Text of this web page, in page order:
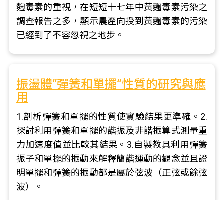
麴毒素的重視，在短短十七年中黃麴毒素污染之
調查報告之多，顯示農產向授到黃麴毒素的污染
已經到了不容忽視之地步。
振盪體“彈簧和單擺”性質的研究與應
用
1.剖析彈簧和單擺的性質使實驗結果更準確。2.
探討利用彈簧和單擺的諧振及非諧振算式測量重
力加速度值並比較其結果。3.自製教具利用彈簧
振子和單擺的振動來解釋簡諧運動的觀念並且證
明單擺和彈簧的振動都是屬於弦波（正弦或餘弦
波）。